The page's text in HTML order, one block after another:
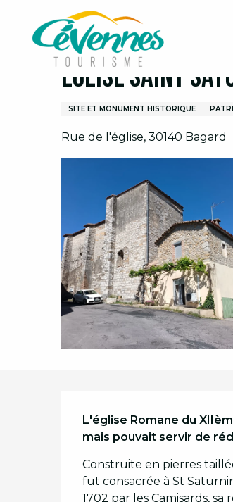
contenu
Accueil Visites et découvertes
Eglise Saint
SITE ET MONUMENT HISTORIQUE
Rue de l'église, 30140 Bagard
L'église Romane du
mais pouvait servir de
Construite en pierres
fut consacrée à St
1702 par les Camisards,